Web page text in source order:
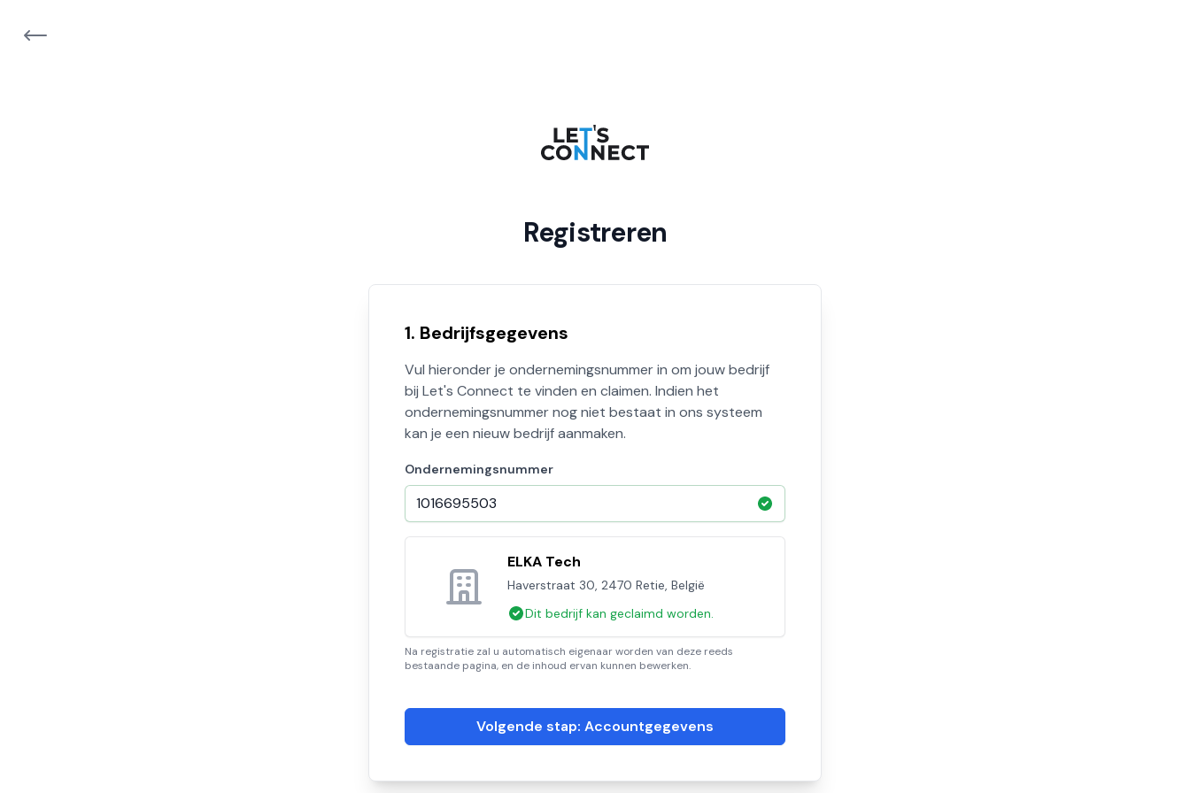
Registreren
1. Bedrijfsgegevens
Vul hieronder je ondernemingsnummer in om jouw bedrijf
bij Let's Connect te vinden en claimen. Indien het
ondernemingsnummer nog niet bestaat in ons systeem
kan je een nieuw bedrijf aanmaken.
Ondernemingsnummer
ELKA Tech
Haverstraat 30, 2470 Retie, België
Dit bedrijf kan geclaimd worden.
Na registratie zal u automatisch eigenaar worden van deze reeds
bestaande pagina, en de inhoud ervan kunnen bewerken.
Volgende stap: Accountgegevens